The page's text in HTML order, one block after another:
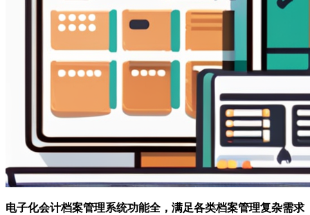
电子化会计档案管理系统功能全，满足各类档案管理复杂需求